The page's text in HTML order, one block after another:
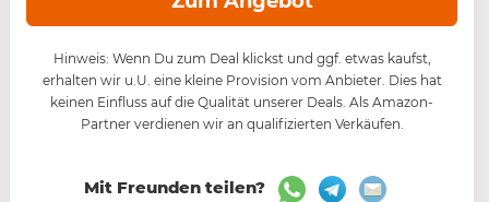
Hinweis: Wenn Du zum Deal klickst und ggf. etwas kaufst,
erhalten wir u.U. eine kleine Provision vom Anbieter. Dies hat
keinen Einfluss auf die Qualität unserer Deals. Als Amazon-
Partner verdienen wir an qualifizierten Verkäufen.
Mit Freunden teilen?